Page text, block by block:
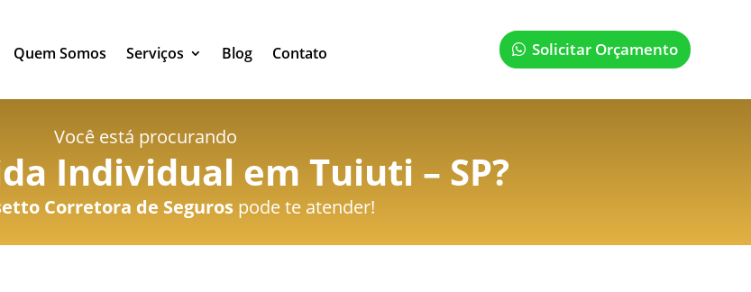
Quem Somos Serviços Blog Contato Solicitar Orçamento
Você está procurando
Individual em Tuiuti – SP?
Corretora de Segurospode te atender!